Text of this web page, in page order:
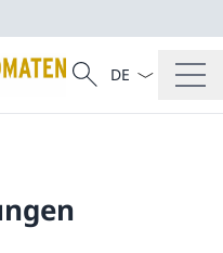
Suche
Suche
Sprach